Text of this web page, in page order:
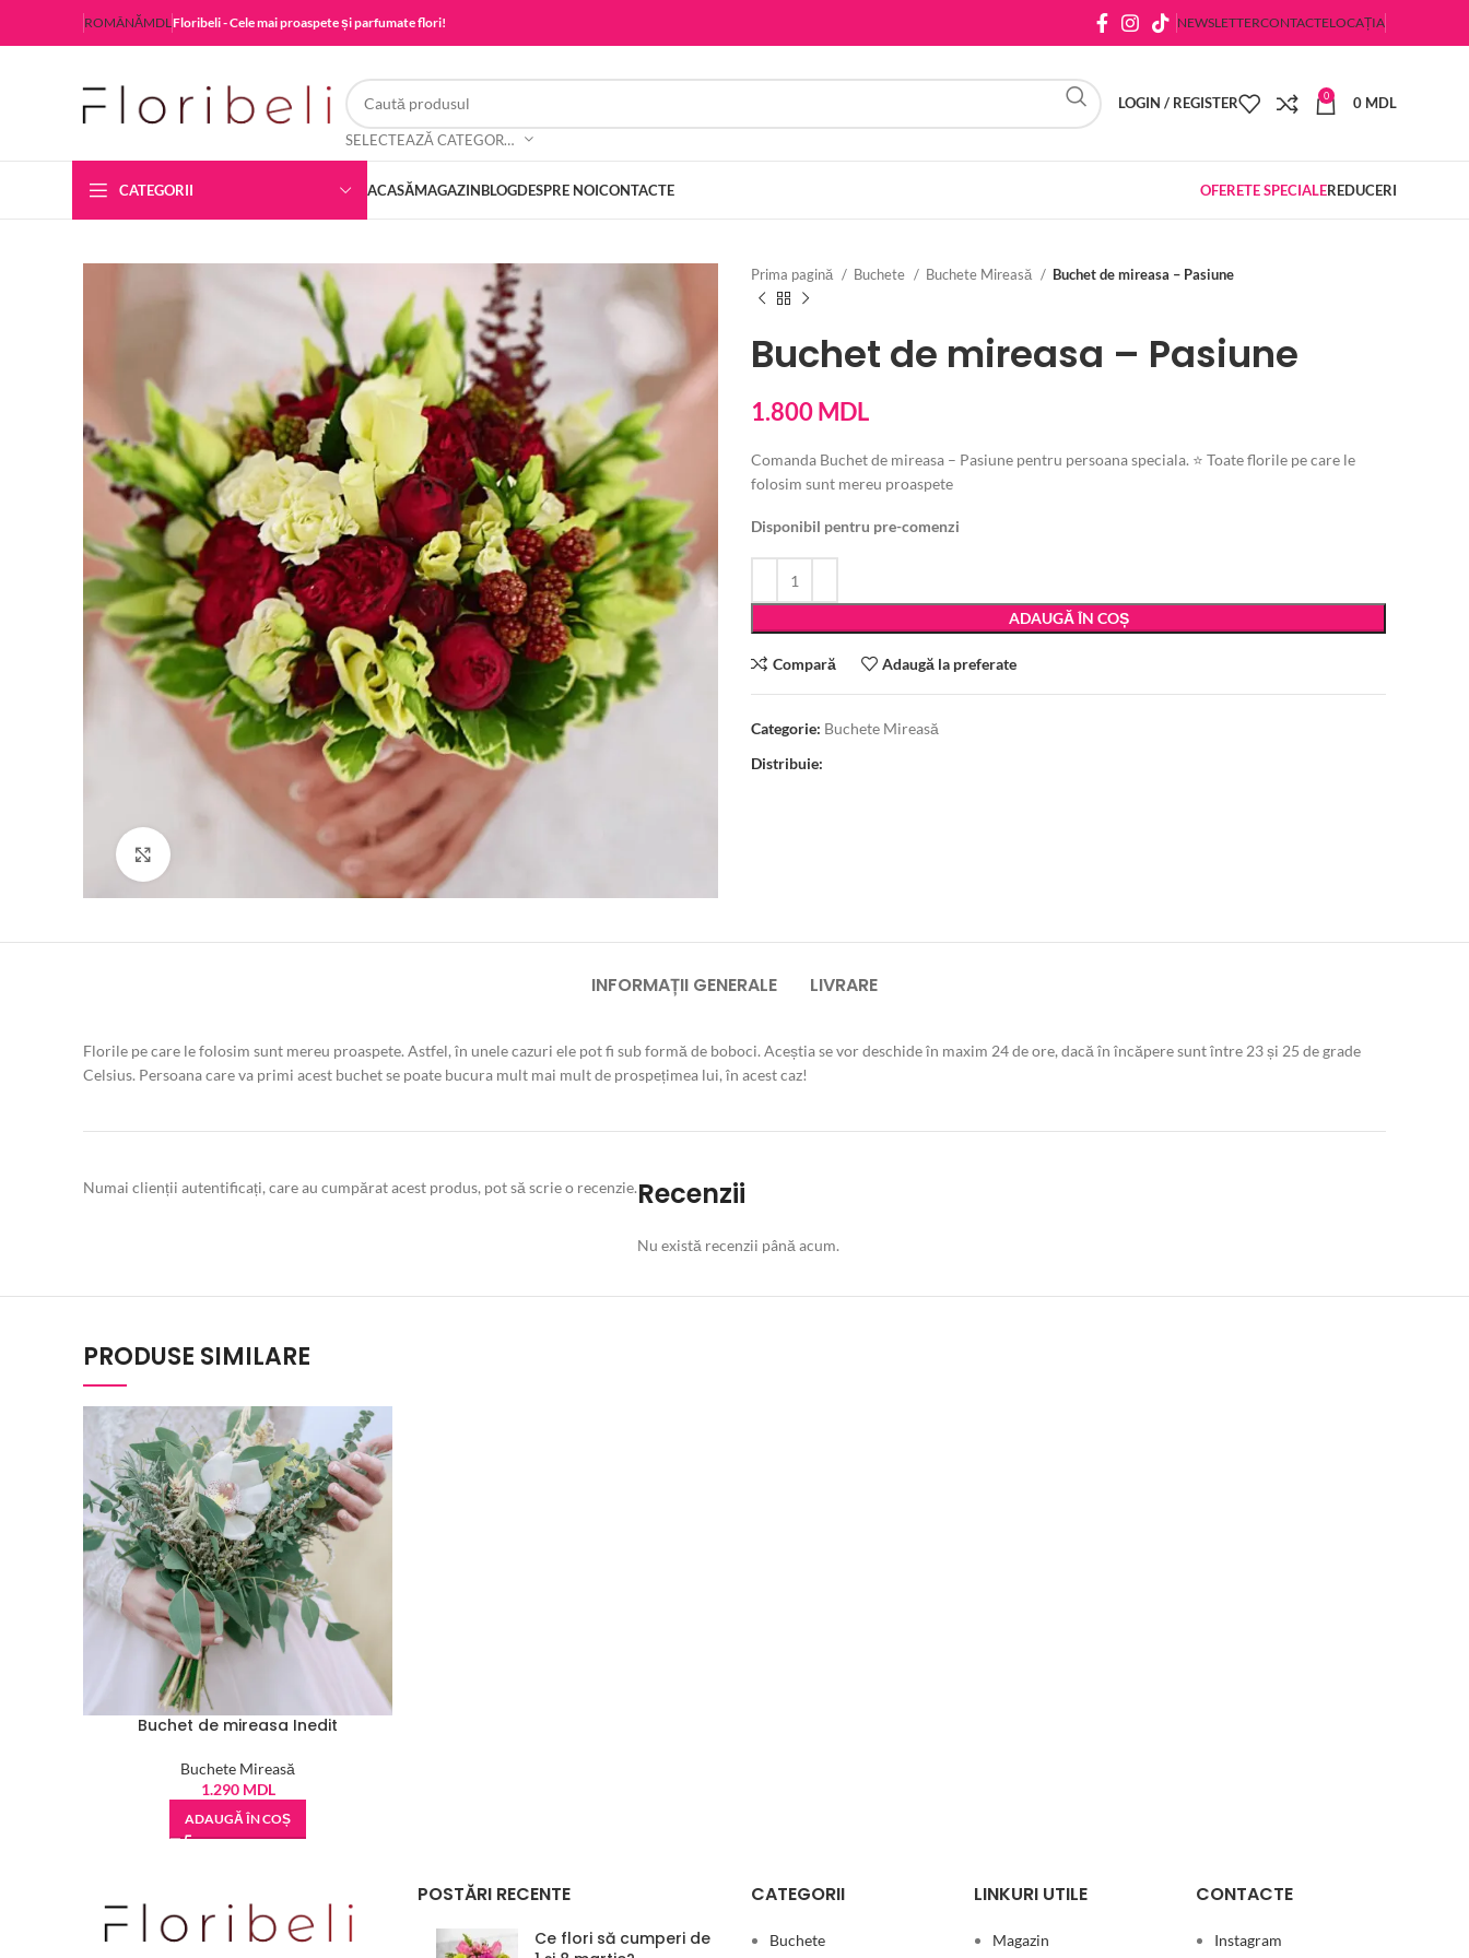
ROMÂNĂMDLFloribeli - Cele mai proaspete și parfumate flori! NEWSLETTERCONTACTELOCAȚIA
SELECTEAZĂ CATEGORIA
LOGIN / REGISTER 0 0 MDL
CATEGORII ACASĂMAGAZINBLOGDESPRE NOICONTACTE OFERETE SPECIALEREDUCERI
Vezi imaginea mărită
Prima pagină Buchete Buchete Mireasă Buchet de mireasa – Pasiune
Buchet de mireasa – Pasiune
1.800MDL
Comanda Buchet de mireasa – Pasiune pentru persoana speciala. ⭐ Toate florile pe care le
folosim sunt mereu proaspete
Disponibil pentru pre-comenzi
ADAUGĂ ÎN COȘ
Compară Adaugă la preferate
Categorie: Buchete Mireasă
Distribuie:
INFORMAȚII GENERALE LIVRARE
Florile pe care le folosim sunt mereu proaspete. Astfel, în unele cazuri ele pot fi sub formă de boboci. Aceștia se vor deschide în maxim 24 de ore, dacă în încăpere sunt între 23 și 25 de grade
Celsius. Persoana care va primi acest buchet se poate bucura mult mai mult de prospețimea lui, în acest caz!
Recenzii
Nu există recenzii până acum.
Numai clienții autentificați, care au cumpărat acest produs, pot să scrie o recenzie.
PRODUSE SIMILARE
Buchet de mireasa Inedit
Buchete Mireasă
1.290 MDL
ADAUGĂ ÎN COȘ
POSTĂRI RECENTE
Ce flori să cumperi de
CATEGORII
Buchete
LINKURI UTILE
Magazin
CONTACTE
Instagram